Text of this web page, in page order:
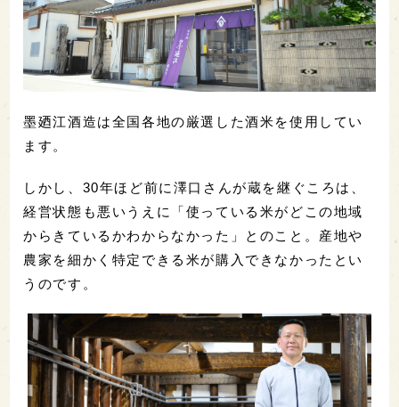
墨廼江酒造は全国各地の厳選した酒米を使用してい
ます。
しかし、30年ほど前に澤口さんが蔵を継ぐころは、
経営状態も悪いうえに「使っている米がどこの地域
からきているかわからなかった」とのこと。産地や
農家を細かく特定できる米が購入できなかったとい
うのです。